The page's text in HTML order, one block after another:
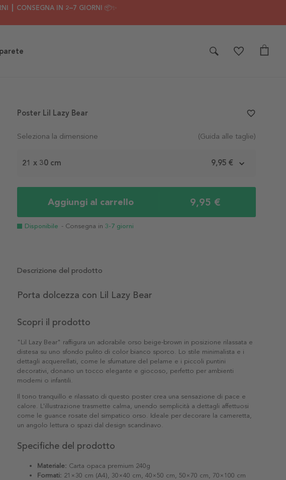
┃ CONSEGNA IN 2–7 GIORNI 📦✨
Seleziona la dimensione (Guida alle taglie)
21 x 30 cm 9,95 €
Aggiungi al carrello 9,95 €
Disponibile - Consegna in 3-7 giorni
Poster Lil Lazy Bear favorite_border
Descrizione del prodotto
Porta dolcezza con Lil Lazy Bear
Scopri il prodotto
"Lil Lazy Bear" raffigura un adorabile orso beige-brown in posizione rilassata e
distesa su uno sfondo pulito di color bianco sporco. Lo stile minimalista e i
dettagli acquerellati, come le sfumature del pelame e i piccoli puntini
decorativi, donano un tocco elegante e giocoso, perfetto per ambienti
moderni o infantili.
Il tono tranquillo e rilassato di questo poster crea una sensazione di pace e
calore. L'illustrazione trasmette calma, unendo semplicità a dettagli affettuosi
come le guance rosate del simpatico orso. Ideale per decorare la cameretta,
un angolo lettura o spazi dal design scandinavo.
Specifiche del prodotto
Materiale: Carta opaca premium 240g
Formati: 21×30 cm (A4), 30×40 cm, 40×50 cm, 50×70 cm, 70×100 cm